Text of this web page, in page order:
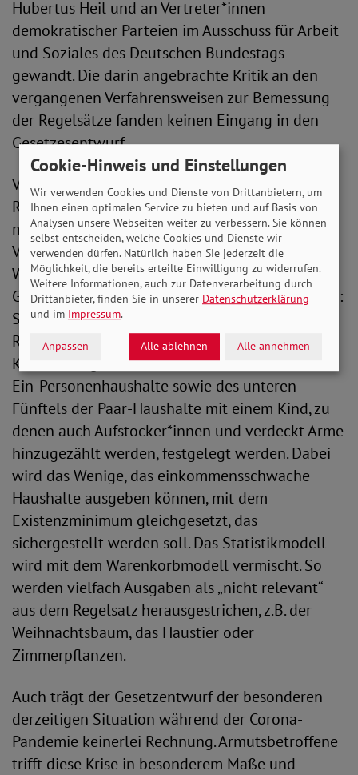
Hubertus Heil und an Vertreter*innen
demokratischer Parteien im Ausschuss für Arbeit
und Soziales des Deutschen Bundestags
gewandt. Die darin angebrachte Kritik an den
vergangenen Verfahrensweisen zur Bemessung
der Regelsätze fanden keinen Eingang in den
Gesetzesentwurf.
Vielmehr weist die Verfahrensweise der
Regelbedarfsermittlung die gleichen
methodischen Mängel auf, die in der
Vergangenheit vom SoVD und vielen weiteren
Wohlfahrts- und Sozialverbänden sowie
Gewerkschaften kritisch angemerkt worden sind:
So soll die Höhe der Regelsätze auch bei dieser
Regelbedarfsermittlung auf Basis der
Konsumausgaben der unteren 15 Prozent der
Ein-Personenhaushalte sowie des unteren
Fünftels der Paar-Haushalte mit einem Kind, zu
denen auch Aufstocker*innen und verdeckt Arme
hinzugezählt werden, festgelegt werden. Dabei
wird das Wenige, das einkommensschwache
Haushalte ausgeben können, mit dem
Existenzminimum gleichgesetzt, das
sichergestellt werden soll. Das Statistikmodell
wird mit dem Warenkorbmodell vermischt. So
werden vielfach Ausgaben als „nicht relevant“
aus dem Regelsatz herausgestrichen, z.B. der
Weihnachtsbaum, das Haustier oder
Zimmerpflanzen.
Auch trägt der Gesetzentwurf der besonderen
derzeitigen Situation während der Corona-
Pandemie keinerlei Rechnung. Armutsbetroffene
trifft diese Krise in besonderem Maße und
Cookie-Hinweis und Einstellungen
Wir verwenden Cookies und Dienste von Drittanbietern, um
Ihnen einen optimalen Service zu bieten und auf Basis von
Analysen unsere Webseiten weiter zu verbessern. Sie können
selbst entscheiden, welche Cookies und Dienste wir
verwenden dürfen. Natürlich haben Sie jederzeit die
Möglichkeit, die bereits erteilte Einwilligung zu widerrufen.
Weitere Informationen, auch zur Datenverarbeitung durch
Drittanbieter, finden Sie in unserer Datenschutzerklärung
und im Impressum.
Anpassen Alle ablehnen Alle annehmen